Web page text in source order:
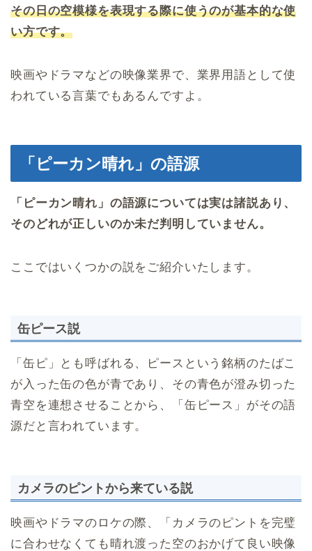
その日の空模様を表現する際に使うのが基本的な使
い方です。
映画やドラマなどの映像業界で、業界用語として使
われている言葉でもあるんですよ。
「ピーカン晴れ」の語源
「ピーカン晴れ」の語源については実は諸説あり、
そのどれが正しいのか未だ判明していません。
ここではいくつかの説をご紹介いたします。
缶ピース説
「缶ピ」とも呼ばれる、ピースという銘柄のたばこ
が入った缶の色が青であり、その青色が澄み切った
青空を連想させることから、「缶ピース」がその語
源だと言われています。
カメラのピントから来ている説
映画やドラマのロケの際、「カメラのピントを完璧
に合わせなくても晴れ渡った空のおかげて良い映像